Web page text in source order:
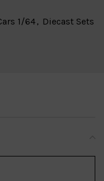
1/64, Diecast Sets